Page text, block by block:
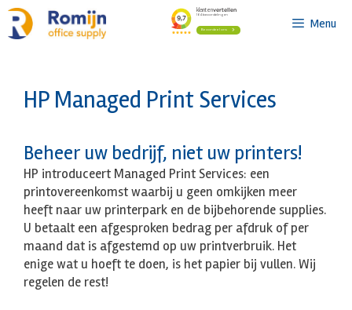
Ga
naar
de
Menu
HP Managed Print Services
Beheer uw bedrijf, niet uw printers!
HP introduceert Managed Print Services: een
printovereenkomst waarbij u geen omkijken meer
heeft naar uw printerpark en de bijbehorende supplies.
U betaalt een afgesproken bedrag per afdruk of per
maand dat is afgestemd op uw printverbruik. Het
enige wat u hoeft te doen, is het papier bij vullen. Wij
regelen de rest!